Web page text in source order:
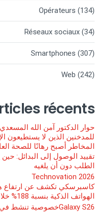
Opérateurs (134)
Réseaux sociaux (34)
Smartphones (307)
Web (242)
récents
حوار الدكتور آمن الله
للمدخنين الذين لا يستطيعون
المخاطر أصبح رهانًا للصحة
تقييد الوصول إلى البدائل: حين
الطلب دون أن يلغيه
Technovation 2026
الهواتف الذكية بنسبة 188% خلالعام 2026
Galaxy S26خصوصية تنشط في اللحظة المناسبة